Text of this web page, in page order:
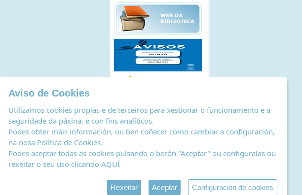
Política de cookies| Rexistro de actividades de tratamento
Aviso de Cookies
Utilizamos cookies propias e de terceiros para xestionar o funcionamento e a
seguridade da páxina, e con fins analíticos.
Podes obter máis información, ou ben coñecer como cambiar a configuración,
na nosa Política de Cookies.
Podes aceptar todas as cookies pulsando o botón "Aceptar" ou configuralas ou
rexeitar o seu uso clicando AQUÍ
Rexeitar Aceptar Configuración de cookies